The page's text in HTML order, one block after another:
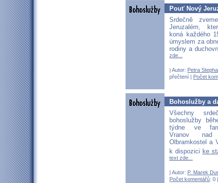
Pouť Nový
Srdečně
Jeruzalém,
koná každého
úmyslem za
rodiny a
zde...
| Autor: Petra
přečtení |
Počet
Bohoslužby a
Všechny
bohoslužby
týdne ve
Vranov
Olbramkostel a
k dispozici ke
text zde...
| Autor: P. Marek
Počet komentářů: 0